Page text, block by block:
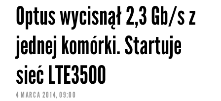
Optus wycisnął 2,3 Gb/s z
jednej komórki. Startuje
sieć LTE3500
4 MARCA 2014, 09:00